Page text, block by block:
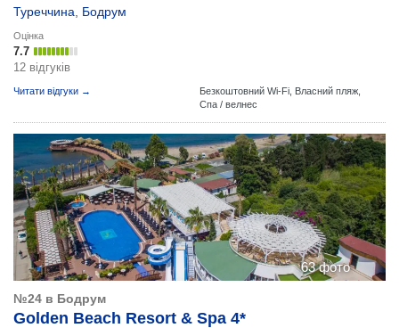
Туреччина Бодрум
Оцінка
7.7
12 відгуків
Читати відгуки → Безкоштовний Wi-Fi, Власний пляж,
Спа / велнес
63 фото
№24 в Бодрум
Golden Beach Resort & Spa 4*